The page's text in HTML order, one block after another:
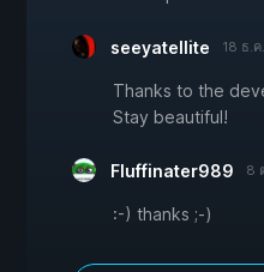
seeyatellite 18 ธ.ค.
Thanks to the
Stay beautiful!
Fluffinater989 8
:-) thanks ;-)